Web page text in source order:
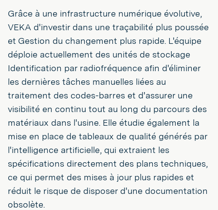
Grâce à une infrastructure numérique évolutive,
VEKA d'investir dans une traçabilité plus poussée
et Gestion du changement plus rapide. L'équipe
déploie actuellement des unités de stockage
Identification par radiofréquence afin d'éliminer
les dernières tâches manuelles liées au
traitement des codes-barres et d'assurer une
visibilité en continu tout au long du parcours des
matériaux dans l'usine. Elle étudie également la
mise en place de tableaux de qualité générés par
l'intelligence artificielle, qui extraient les
spécifications directement des plans techniques,
ce qui permet des mises à jour plus rapides et
réduit le risque de disposer d'une documentation
obsolète.